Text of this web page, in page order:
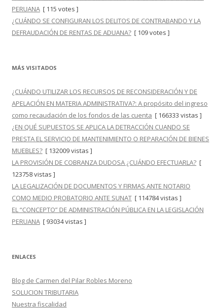
PERUANA [ 115 votes ]
¿CUÁNDO SE CONFIGURAN LOS DELITOS DE CONTRABANDO Y LA
DEFRAUDACIÓN DE RENTAS DE ADUANA? [ 109 votes ]
MÁS VISITADOS
¿CUÁNDO UTILIZAR LOS RECURSOS DE RECONSIDERACIÓN Y DE
APELACIÓN EN MATERIA ADMINISTRATIVA?: A propósito del ingreso
como recaudación de los fondos de las cuenta [ 166333 vistas ]
¿EN QUÉ SUPUESTOS SE APLICA LA DETRACCIÓN CUANDO SE
PRESTA EL SERVICIO DE MANTENIMIENTO O REPARACIÓN DE BIENES
MUEBLES? [ 132009 vistas ]
LA PROVISIÓN DE COBRANZA DUDOSA ¿CUÁNDO EFECTUARLA? [
123758 vistas ]
LA LEGALIZACIÓN DE DOCUMENTOS Y FIRMAS ANTE NOTARIO
COMO MEDIO PROBATORIO ANTE SUNAT [ 114784 vistas ]
EL “CONCEPTO” DE ADMINISTRACIÓN PÚBLICA EN LA LEGISLACIÓN
PERUANA [ 93034 vistas ]
ENLACES
Blog de Carmen del Pilar Robles Moreno
SOLUCION TRIBUTARIA
Nuestra fiscalidad